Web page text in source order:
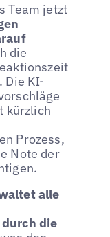
Team jetzt
die
. Die KI-
kürzlich
Prozess,
Note der
alle
die